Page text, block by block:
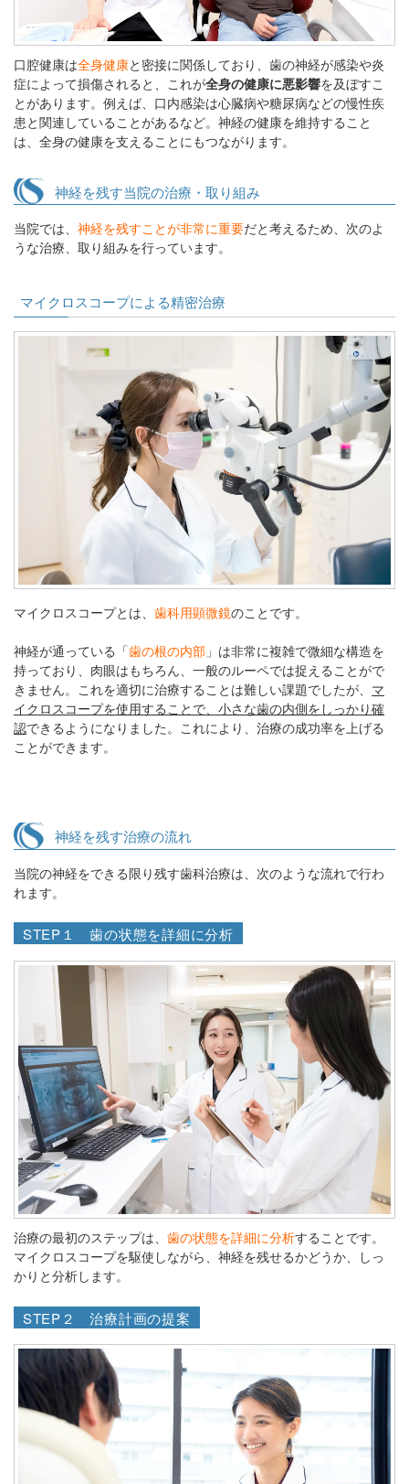
口腔健康は全身健康と密接に関係しており、歯の神経が感染や炎
症によって損傷されると、これが全身の健康に悪影響を及ぼすこ
とがあります。例えば、口内感染は心臓病や糖尿病などの慢性疾
患と関連していることがあるなど。神経の健康を維持すること
は、全身の健康を支えることにもつながります。
神経を残す当院の治療・取り組み
当院では、 神経を残すことが非常に重要だと考えるため、次のよ
うな治療、取り組みを行っています。
マイクロスコープによる精密治療
マイクロスコープとは、 歯科用顕微鏡のことです。
神経が通っている「歯の根の内部」は非常に複雑で微細な構造を
持っており、肉眼はもちろん、一般のルーペでは捉えることがで
きません。これを適切に治療することは難しい課題でしたが、 マ
イクロスコープを使用することで、小さな歯の内側をしっかり確
認できるようになりました。これにより、治療の成功率を上げる
ことができます。
神経を残す治療の流れ
当院の神経をできる限り残す歯科治療は、次のような流れで行わ
れます。
STEP１ 歯の状態を詳細に分析
治療の最初のステップは、 歯の状態を詳細に分析することです。
マイクロスコープを駆使しながら、神経を残せるかどうか、しっ
かりと分析します。
STEP２ 治療計画の提案